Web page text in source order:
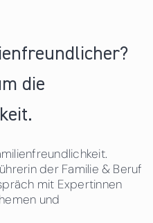
die
der Familie & Beruf
mit Expertinnen
und